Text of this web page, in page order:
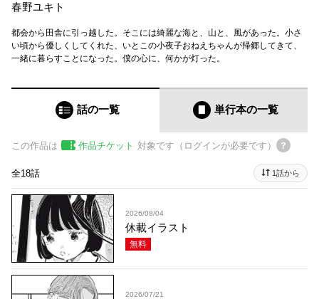
春野ユキト
都会から田舎に引っ越した。そこには綺麗な海と、山と、風があった。小さ
い頃から優しくしてくれた、いとこの小夜子おねえちゃんが帰郷してきて、
一緒に暮らすことになった。僕の心に、何かが灯った。
話の一覧 単行本の一覧
この作品は 作品チケット 対象です（ログインが必要です）
全18話 1話から
2026/08/04
休載イラスト
無料
2026/07/21